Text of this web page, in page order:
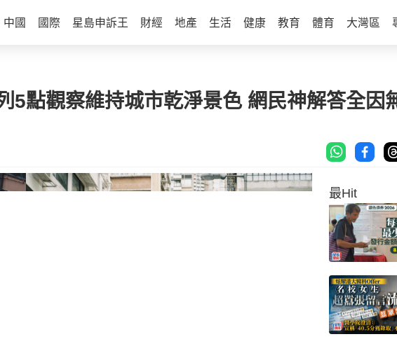
中國 國際 星島申訴王 財經 地產 生活 健康 教育 體育 大灣區
5點觀察維持城市乾淨景色 網民神解答全因
最Hit